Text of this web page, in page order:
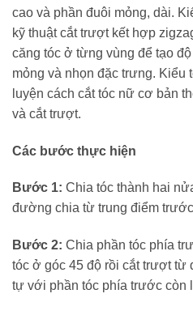
cao và phần đuôi mỏng, dài.
kỹ thuật cắt trượt kết hợp
căng tóc ở từng vùng để tạo
mỏng và nhọn đặc trưng.
luyện cách cắt tóc nữ cơ bản
và cắt trượt.
Các bước thực hiện
Bước 1: Chia tóc thành hai
đường chia từ trung điểm
Bước 2: Chia phần tóc phía
tóc ở góc 45 độ rồi cắt trượt
tự với phần tóc phía trước còn